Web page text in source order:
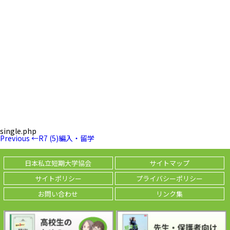
single.php
投
ナ
ビ
ゲ
ー
ョ
Previous
Previous ←R7 (5)編入・留学
日本私立短期大学協会
サイトマップ
サイトポリシー
プライバシーポリシー
お問い合わせ
リンク集